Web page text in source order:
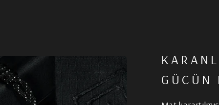
GÜCÜN